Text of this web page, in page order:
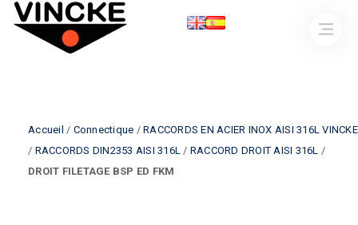
Accueil / Connectique / RACCORDS EN ACIER INOX AISI 316L VINCKE
/ RACCORDS DIN2353 AISI 316L / RACCORD DROIT AISI 316L /
DROIT FILETAGE BSP ED FKM